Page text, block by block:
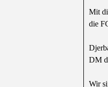
Mit
die
DM
Wir